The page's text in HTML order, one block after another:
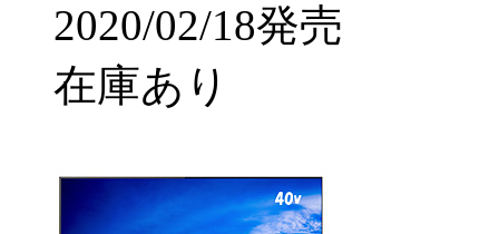
2020/02/18発売
在庫あり